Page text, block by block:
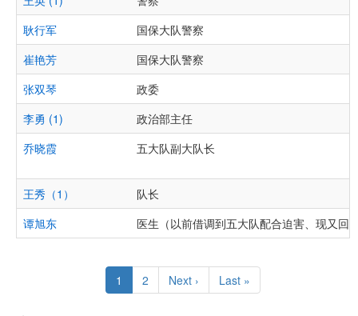
耿行军
国保大队警察
崔艳芳
国保大队警察
张双琴
政委
李勇 (1)
政治部主任
乔晓霞
五大队副大队长
王秀（1）
队长
谭旭东
医生（以前借调到五大队配合迫害、现又回
Current
page
1 Page
2
Next
page
Next ›
Last
page
Last »